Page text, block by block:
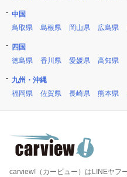
中国
鳥取県
島根県 岡山県 広島県
四国
徳島県
香川県 愛媛県 高知県
九州・沖縄
福岡県
佐賀県 長崎県 熊本県
carview!（カービュー）はLINEヤフ